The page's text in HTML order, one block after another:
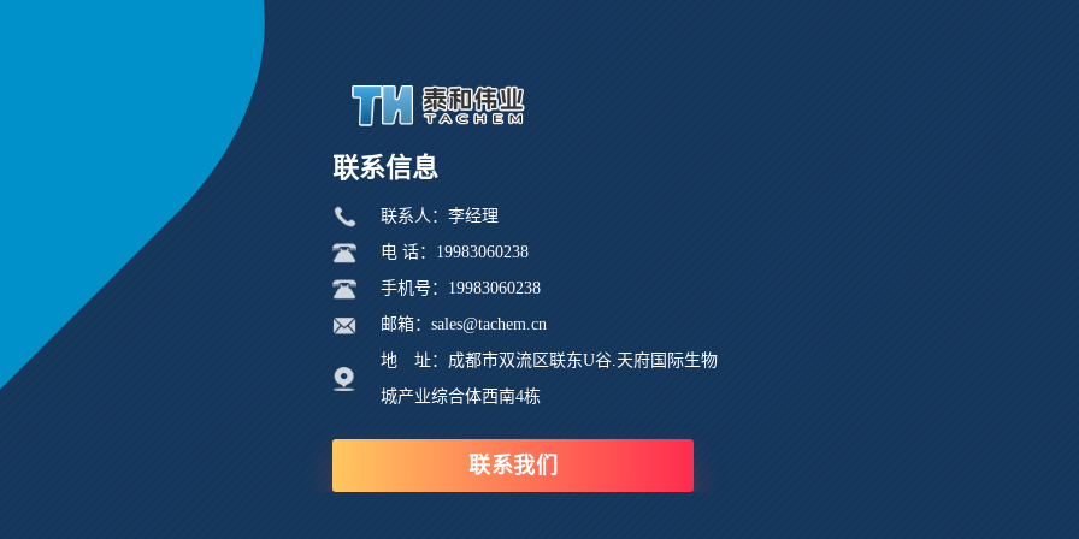
联系信息
联系人：李经理
电 话：19983060238
手机号：19983060238
邮箱：sales@tachem.cn
地 址：成都市双流区联东U谷.天府国际生物
城产业综合体西南4栋
联系我们